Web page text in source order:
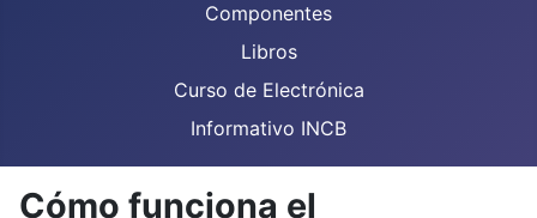
Componentes
Libros
Curso de Electrónica
Informativo INCB
Cómo funciona el